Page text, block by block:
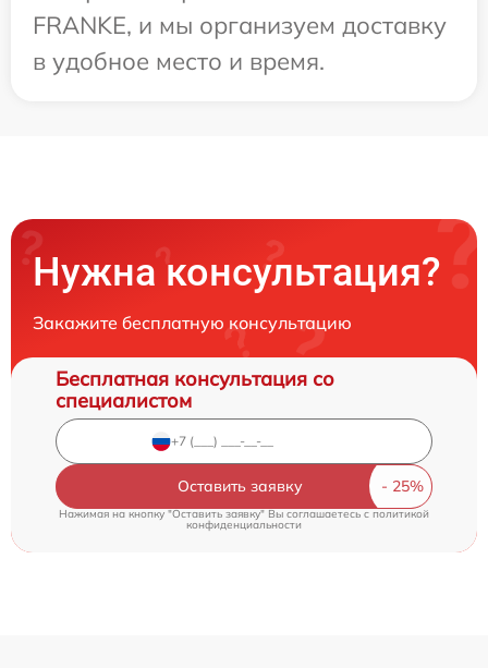
FRANKE, и мы организуем доставку
в удобное место и время.
Нужна консультация?
Закажите бесплатную консультацию
Бесплатная консультация со
специалистом
Оставить заявку
Нажимая на кнопку "Оставить заявку" Вы соглашаетесь cполитикой
конфиденциальности